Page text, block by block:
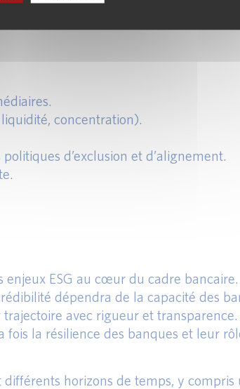
concentration).
d’exclusion et d’alignement.
ESG au cœur du cadre
dépendra de la capacité des
avec rigueur et
la résilience des banques et leur
horizons de temps, y